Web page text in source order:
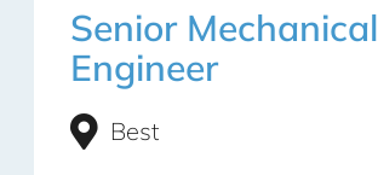
Senior Mechanical
Engineer
Best